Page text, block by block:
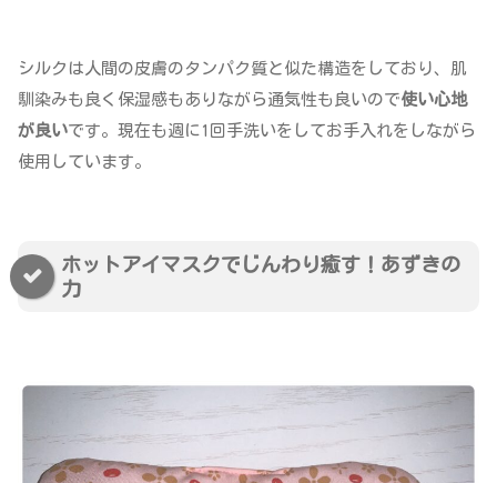
シルクは人間の皮膚のタンパク質と似た構造をしており、肌
馴染みも良く保湿感もありながら通気性も良いので使い心地
が良いです。現在も週に1回手洗いをしてお手入れをしながら
使用しています。
ホットアイマスクでじんわり癒す！あずきの
力